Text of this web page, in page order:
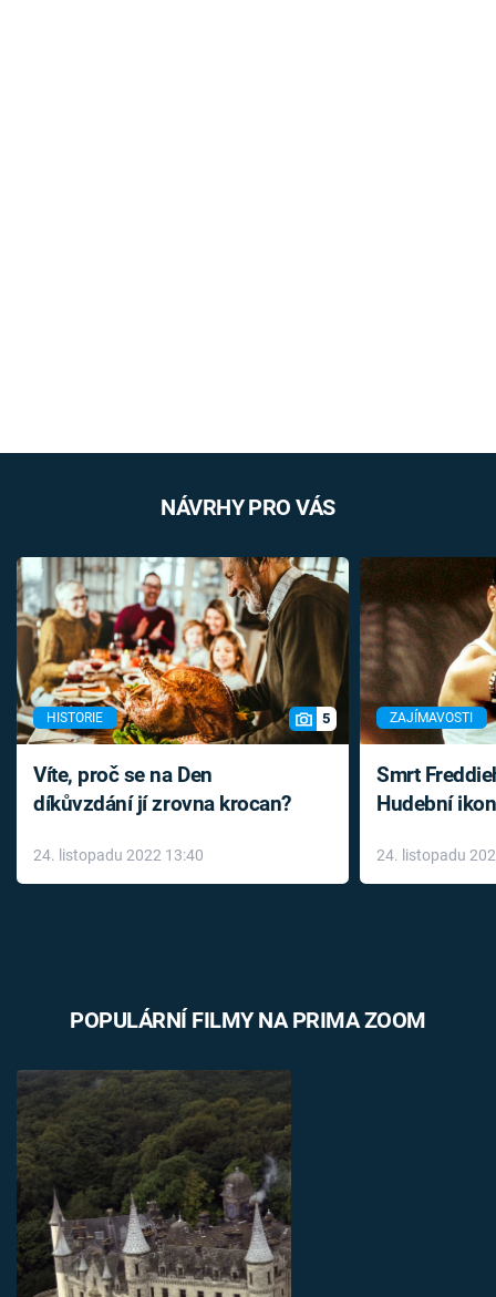
NÁVRHY PRO VÁS
HISTORIE 5
Víte, proč se na Den
díkůvzdání jí zrovna krocan?
24. listopadu 2022 13:40
ZAJÍMAVOSTI
Smrt
Hudební
léky
24. listopadu
POPULÁRNÍ FILMY NA PRIMA ZOOM